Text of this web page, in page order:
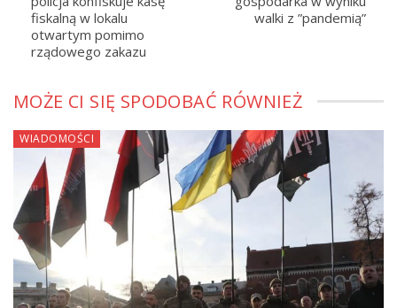
fiskalną w lokalu
otwartym pomimo
rządowego zakazu
walki z ”pandemią”
MOŻE CI SIĘ SPODOBAĆ RÓWNIEŻ
WIADOMOŚCI